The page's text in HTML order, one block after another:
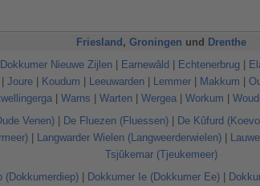
Friesland , Groningen und
Drenthe
Dokkumer Nieuwe Zijlen Earnewâld Echtenerbrug
Joure| Koudum Leeuwarden| Lemmer| Makkum
Warns Warten Wergea Workum
Venen)| De Fluezen (Fluessen)| De Kûfurd
Langwarder Wielen (Langweerderwielen)
Tsjûkemar (Tjeukemeer)
(Dokkumerdiep) | Dokkumer Ie (Dokkumer Ee) |